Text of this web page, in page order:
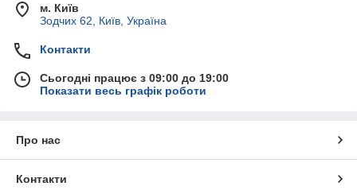
м. Київ
Зодчих 62, Київ, Україна
Контакти
Сьогодні працює з 09:00 до 19:00
Показати весь графік роботи
Про нас
Контакти